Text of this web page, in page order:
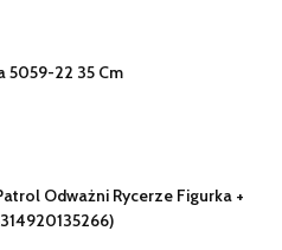
5059-22 35 Cm
Odważni Rycerze Figurka +